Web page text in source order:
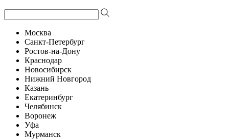
Москва
Санкт-Петербург
Ростов-на-Дону
Краснодар
Новосибирск
Нижний Новгород
Казань
Екатеринбург
Челябинск
Воронеж
Уфа
Мурманск